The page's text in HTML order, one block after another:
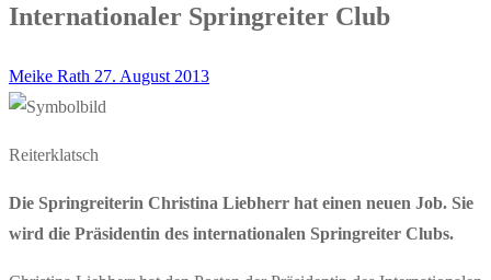
Internationaler Springreiter Club
Meike Rath 27. August 2013
Reiterklatsch
Die Springreiterin Christina Liebherr hat einen neuen Job. Sie
wird die Präsidentin des internationalen Springreiter Clubs.